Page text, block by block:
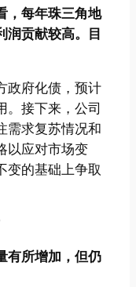
，每年珠三角地
润贡献较高。目
政府化债，预计
。接下来，公司
需求复苏情况和
以应对市场变
变的基础上争取
有所增加，但仍